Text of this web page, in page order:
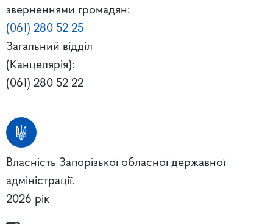
зверненнями громадян:
(061) 280 52 25
Загальний відділ
(Канцелярія):
(061) 280 52 22
Власність Запорізької обласної державної
адміністрації.
2026 рік